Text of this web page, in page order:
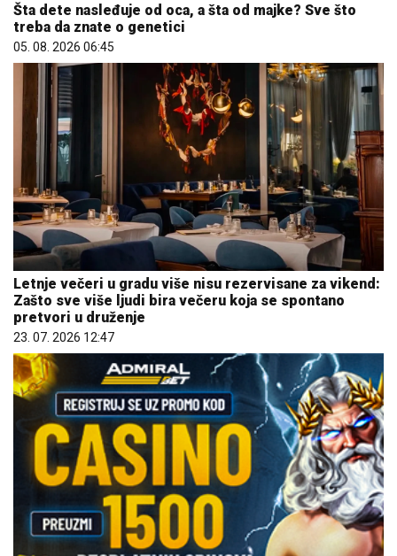
Šta dete nasleđuje od oca, a šta od majke? Sve što
treba da znate o genetici
05. 08. 2026 06:45
Letnje večeri u gradu više nisu rezervisane za vikend:
Zašto sve više ljudi bira večeru koja se spontano
pretvori u druženje
23. 07. 2026 12:47